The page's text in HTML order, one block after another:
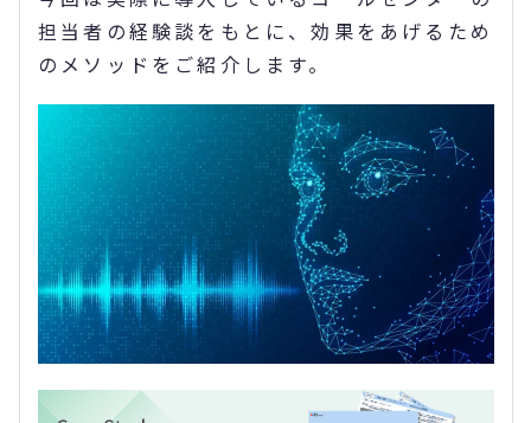
担当者の経験談をもとに、効果をあげるため
のメソッドをご紹介します。